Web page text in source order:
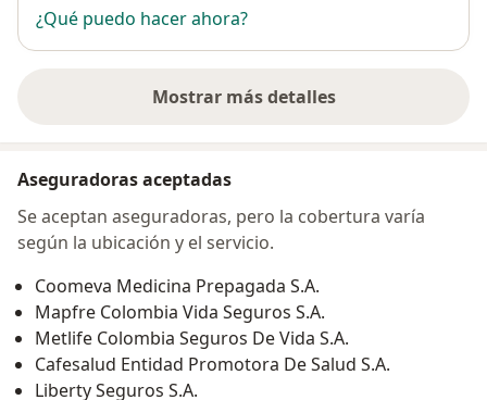
¿Qué puedo hacer ahora?
Mostrar más detalles
sobre la dirección
Aseguradoras aceptadas
Se aceptan aseguradoras, pero la cobertura varía
según la ubicación y el servicio.
Coomeva Medicina Prepagada S.A.
Mapfre Colombia Vida Seguros S.A.
Metlife Colombia Seguros De Vida S.A.
Cafesalud Entidad Promotora De Salud S.A.
Liberty Seguros S.A.